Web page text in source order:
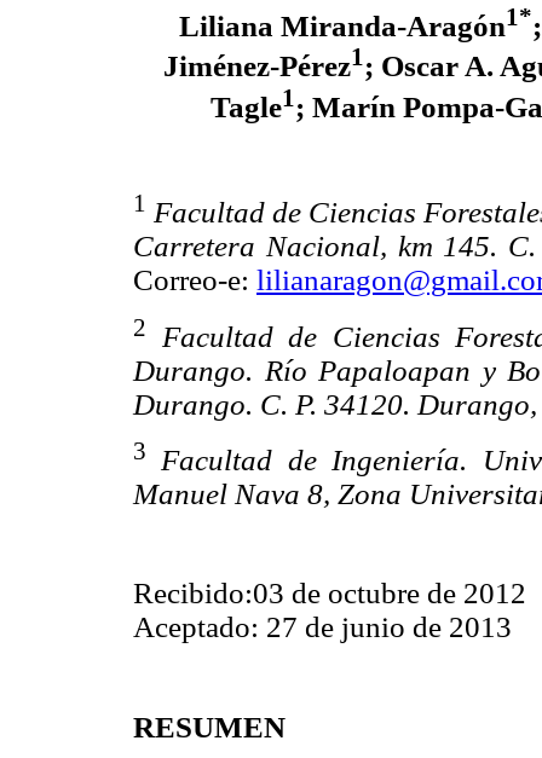
Liliana Miranda-Aragón1*
Jiménez-Pérez1 ; Oscar A.
Tagle1 ; Marín Pompa-
1 Facultad de Ciencias
Carretera Nacional, km 145.
Correo-e:
2
Facultad de Ciencias
Durango. Río Papaloapan y
Durango. C. P. 34120.
3
Facultad de Ingeniería.
Manuel Nava 8, Zona
Recibido:03 de octubre de 2012
Aceptado: 27 de junio de 2013
RESUMEN